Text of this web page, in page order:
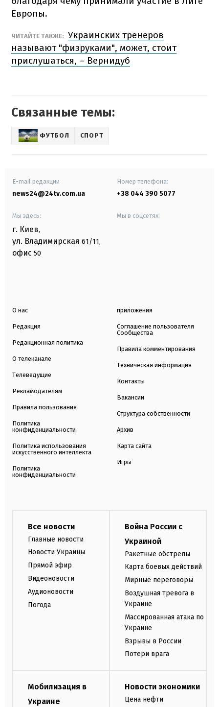
Европы.
ЧИТАЙТЕ ТАКЖЕ: Украинских тренеров
называют "физруками", может, стоит
прислушаться, – Вернидуб
Связанные темы:
ФУТБОЛ СПОРТ
E-mail редакции
news24@24tv.com.ua
Номер телефона:
+38 044 390 5077
Мы здесь:
г. Киев,
ул. Владимирская 61/11,
офис 50
Мы в соцсетях:
О нас
Редакция
Редакционная политика
О телеканале
Телеведущие
Рекламодателям
Правила пользования
Политика
конфиденциальности
Политика использования
искусственного интеллекта
Политика
конфиденциальности
приложения
Соглашение пользователя
Сообщества
Правила комментирования
Техническая информация
Контакты
Вакансии
Структура собственности
Архив
Карта сайта
Игры
Все новости
Главные новости
Новости Украины
Прямой эфир
Видеоновости
Аудионовости
Погода
Война России с
Украиной
Ракетные обстрелы
Карта боевых действий
Мирные переговоры
Воздушная тревога в
Украине
Массированная атака по
Украине
Взрывы в России
Потери врага
Мобилизация в
Украине
Новости экономики
Цена нефти